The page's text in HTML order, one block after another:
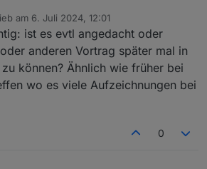
am 6. Juli 2024, 12:01
editiert von
ist es evtl angedacht oder
anderen Vortrag später mal in
können? Ähnlich wie früher bei
wo es viele Aufzeichnungen bei
0